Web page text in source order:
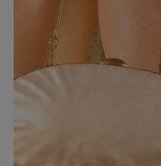
RED
BLACK